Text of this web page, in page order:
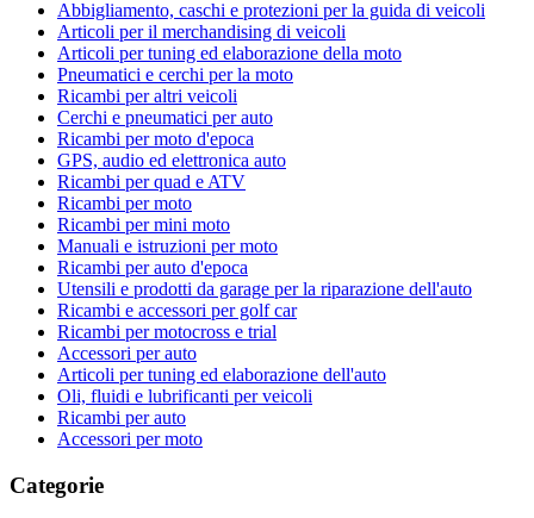
Abbigliamento, caschi e protezioni per la guida di veicoli
Articoli per il merchandising di veicoli
Articoli per tuning ed elaborazione della moto
Pneumatici e cerchi per la moto
Ricambi per altri veicoli
Cerchi e pneumatici per auto
Ricambi per moto d'epoca
GPS, audio ed elettronica auto
Ricambi per quad e ATV
Ricambi per moto
Ricambi per mini moto
Manuali e istruzioni per moto
Ricambi per auto d'epoca
Utensili e prodotti da garage per la riparazione dell'auto
Ricambi e accessori per golf car
Ricambi per motocross e trial
Accessori per auto
Articoli per tuning ed elaborazione dell'auto
Oli, fluidi e lubrificanti per veicoli
Ricambi per auto
Accessori per moto
Categorie